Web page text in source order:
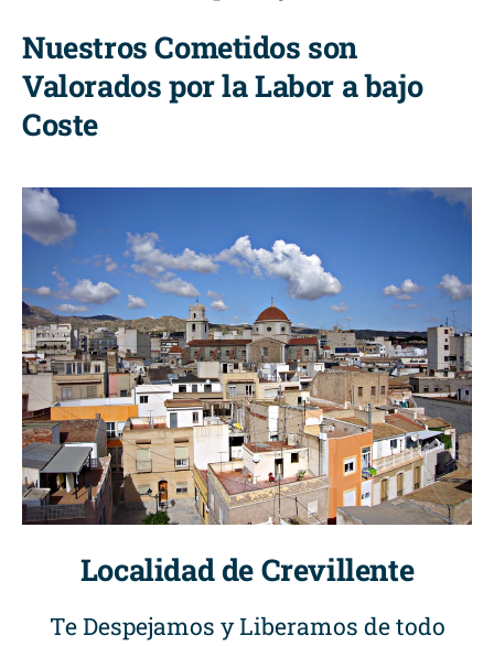
Nuestros Cometidos son
Valorados por la Labor a bajo
Coste
Localidad de Crevillente
Te Despejamos y Liberamos de todo